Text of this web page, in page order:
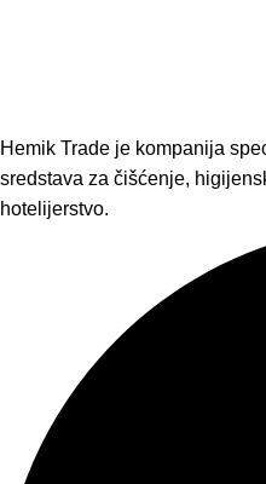
Hemik Trade je kompanija
sredstava za čišćenje,
hotelijerstvo.